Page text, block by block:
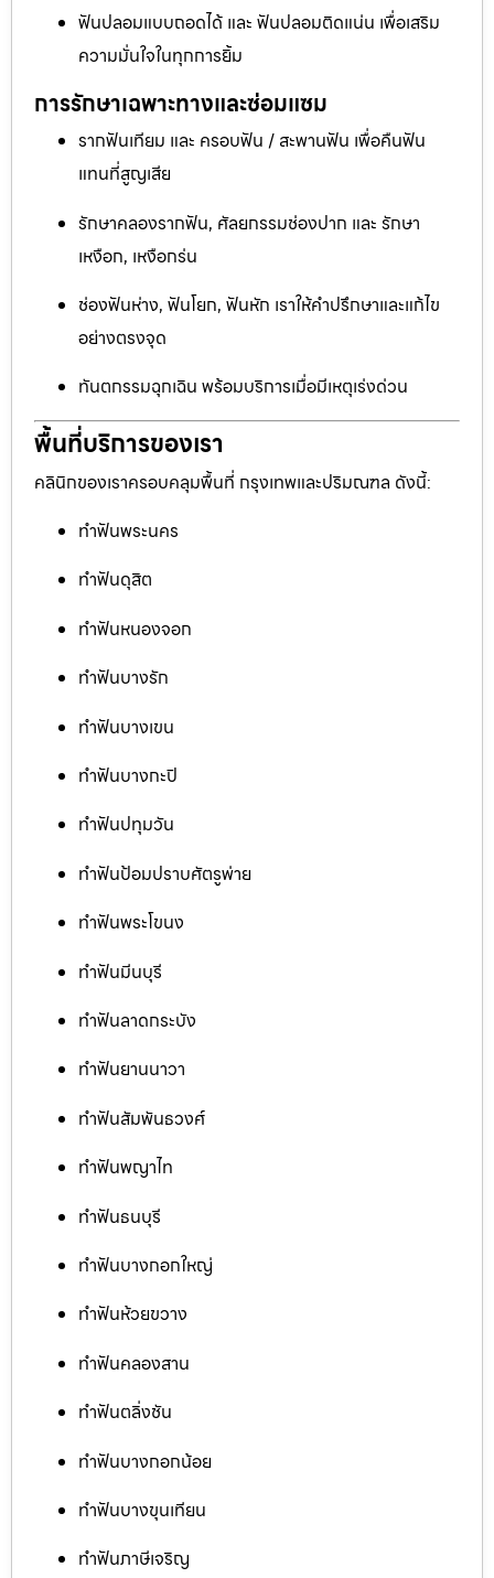
ฟันปลอมแบบถอดได้ และ ฟันปลอมติดแน่น เพื่อเสริม
ความมั่นใจในทุกการยิ้ม
การรักษาเฉพาะทางและซ่อมแซม
รากฟันเทียม และ ครอบฟัน / สะพานฟัน เพื่อคืนฟัน
แทนที่สูญเสีย
รักษาคลองรากฟัน, ศัลยกรรมช่องปาก และ รักษา
เหงือก, เหงือกร่น
ช่องฟันห่าง, ฟันโยก, ฟันหัก เราให้คำปรึกษาและแก้ไข
อย่างตรงจุด
ทันตกรรมฉุกเฉิน พร้อมบริการเมื่อมีเหตุเร่งด่วน
พื้นที่บริการของเรา
คลินิกของเราครอบคลุมพื้นที่ กรุงเทพและปริมณฑล ดังนี้:
ทำฟันพระนคร
ทำฟันดุสิต
ทำฟันหนองจอก
ทำฟันบางรัก
ทำฟันบางเขน
ทำฟันบางกะปิ
ทำฟันปทุมวัน
ทำฟันป้อมปราบศัตรูพ่าย
ทำฟันพระโขนง
ทำฟันมีนบุรี
ทำฟันลาดกระบัง
ทำฟันยานนาวา
ทำฟันสัมพันธวงศ์
ทำฟันพญาไท
ทำฟันธนบุรี
ทำฟันบางกอกใหญ่
ทำฟันห้วยขวาง
ทำฟันคลองสาน
ทำฟันตลิ่งชัน
ทำฟันบางกอกน้อย
ทำฟันบางขุนเทียน
ทำฟันภาษีเจริญ